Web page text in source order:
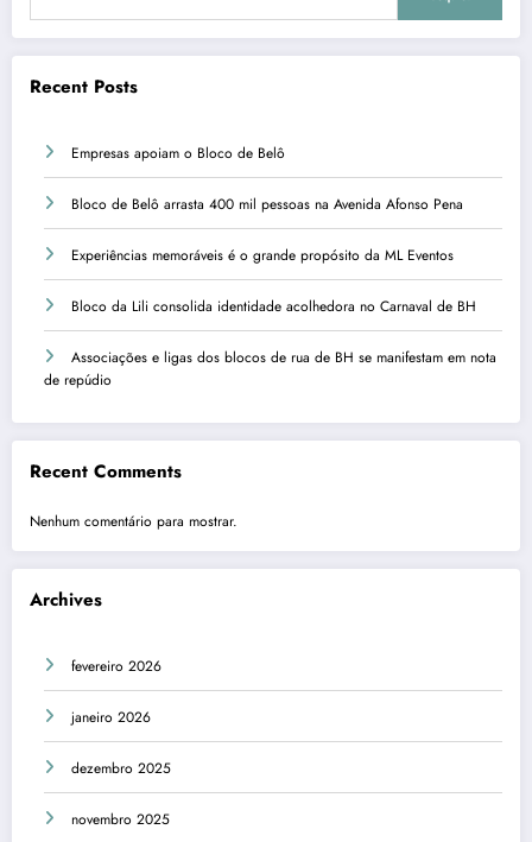
Recent Posts
Empresas apoiam o Bloco de Belô
Bloco de Belô arrasta 400 mil pessoas na Avenida Afonso Pena
Experiências memoráveis é o grande propósito da ML Eventos
Bloco da Lili consolida identidade acolhedora no Carnaval de BH
Associações e ligas dos blocos de rua de BH se manifestam em nota
de repúdio
Recent Comments
Nenhum comentário para mostrar.
Archives
fevereiro 2026
janeiro 2026
dezembro 2025
novembro 2025